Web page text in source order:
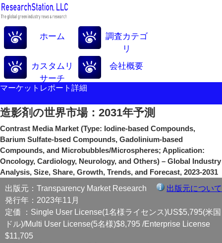
ホーム
調査カテゴ
リ
カスタムリ
サーチ
会社概要
マーケットレポート詳細
造影剤の世界市場：2031年予測
Contrast Media Market (Type: Iodine-based Compounds,
Barium Sulfate-bsed Compounds, Gadolinium-based
Compounds, and Microbubbles/Microspheres; Application:
Oncology, Cardiology, Neurology, and Others) – Global Industry
Analysis, Size, Share, Growth, Trends, and Forecast, 2023-2031
出版元：Transparency Market Research
出版元について
発行年：2023年11月
定価 ：Single User License(1名様ライセンス)US$5,795(米国
ドル)/Multi User License(5名様)$8,795 /Enterprise License
$11,705